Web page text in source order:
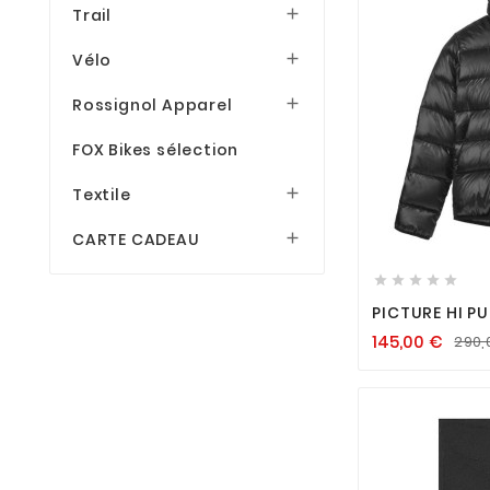
Trail 
Vélo 
Rossignol Apparel 
FOX Bikes sélection
Textile 
CARTE CADEAU 
    
PICTURE HI
145,00€